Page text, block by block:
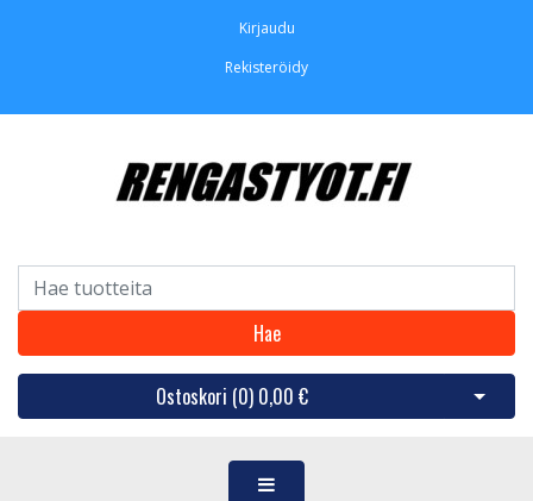
Kirjaudu
Rekisteröidy
Hae
Ostoskori (0) 0,00 € Avaa